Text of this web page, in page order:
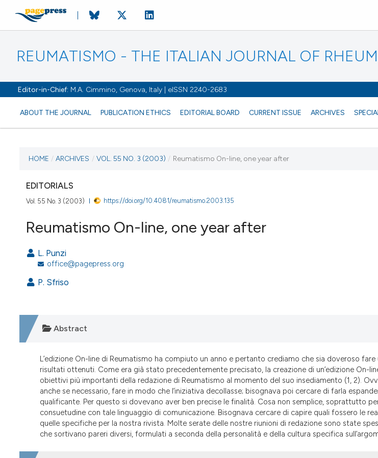
REUMATISMO - THE ITALIAN JOURNAL OF
Editor-in-Chief: M.A. Cimmino, Genova, Italy | eISSN 2240-2683
ABOUT THE JOURNAL PUBLICATION ETHICS EDITORIAL BOARD CURRENT ISSUE ARCHIVES
CURRENT ISSUE
VOL. 55 NO. 3 (2003)
30 September 2003
VIEW THIS ISSUE
HOME / ARCHIVES / VOL. 55 NO. 3 (2003) / Reumatismo On-line, one year after
EDITORIALS
Vol. 55 No. 3 (2003) https://doi.org/10.4081/reumatismo.2003.135
Reumatismo On-line, one year after
L. Punzi
office@pagepress.org
P. Sfriso
Abstract
L’edizione On-line di Reumatismo ha compiuto un anno e pertanto crediamo che sia doveroso fare
risultati ottenuti. Come era già stato precedentemente precisato, la creazione di un’edizione On-
obiettivi più importanti della redazione di Reumatismo al momento del suo insediamento (1, 2).
anche se necessario, fare in modo che l’iniziativa decollasse; bisognava poi cercare di farla
qualificante. Per questo si dovevano aver ben precise le finalità. Cosa non semplice, soprattutto
consuetudine con tale linguaggio di comunicazione. Bisognava cercare di capire quali fossero le
quelle specifiche per la nostra rivista. Molte serate delle nostre riunioni di redazione sono state
che sortivano pareri diversi, formulati a seconda della personalità e della cultura specifica